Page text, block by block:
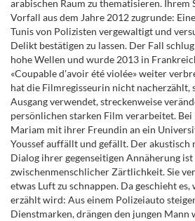
arabischen Raum zu thematisieren.
Vorfall aus dem Jahre 2012 zugrunde:
Tunis von Polizisten vergewaltigt und
Delikt bestätigen zu lassen. Der Fall
hohe Wellen und wurde 2013 in
«Coupable d'avoir été violée» weiter
hat die Filmregisseurin nicht nacherzählt,
Ausgang verwendet, streckenweise
persönlichen starken Film verarbeitet.
Mariam mit ihrer Freundin an ein
Youssef auffällt und gefällt. Der
Dialog ihrer gegenseitigen Annäherung
zwischenmenschlicher Zärtlichkeit. Sie
etwas Luft zu schnappen. Da geschieht
erzählt wird: Aus einem Polizeiauto
Dienstmarken, drängen den jungen Mann